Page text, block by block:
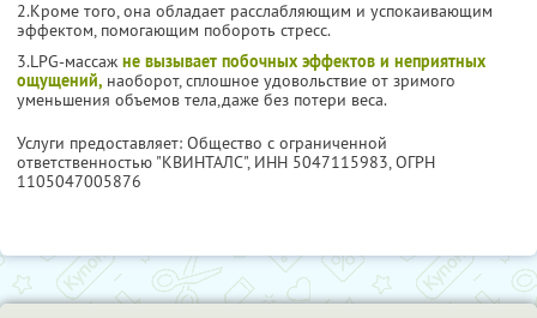
2.Кроме того, она обладает расслабляющим и успокаивающим
эффектом, помогающим побороть стресс.
3.LPG-массаж не вызывает побочных эффектов и неприятных
ощущений, наоборот, сплошное удовольствие от зримого
уменьшения объемов тела,даже без потери веса.
Услуги предоставляет: Общество с ограниченной
ответственностью "КВИНТАЛС", ИНН 5047115983, ОГРН
1105047005876